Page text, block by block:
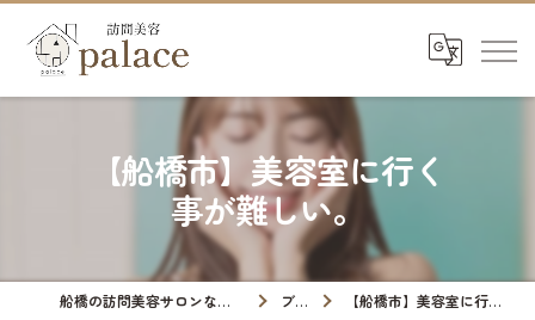
【船橋市】美容室に行く
事が難しい。
船橋の訪問美容サロンなら訪問美容palace ブログ 【船橋市】美容室に行く事が難しい。